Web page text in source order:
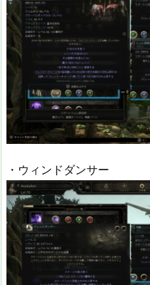
・ウィンドダンサー